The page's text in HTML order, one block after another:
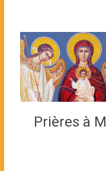
Prières à